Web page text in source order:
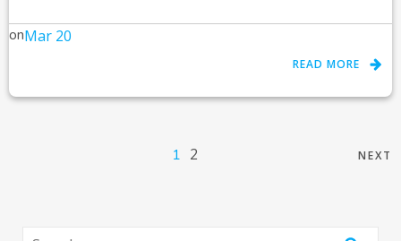
onMar 20
READ MORE
1 2 NEXT